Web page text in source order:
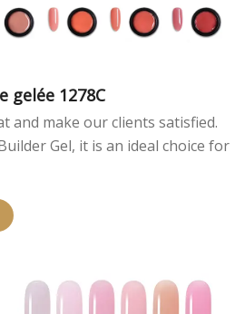
gelée 1278C
and make our clients satisfied.
Gel, it is an ideal choice for